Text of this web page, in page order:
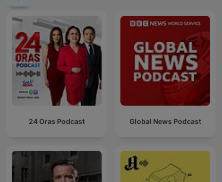
24 Oras Podcast Global News Podcast